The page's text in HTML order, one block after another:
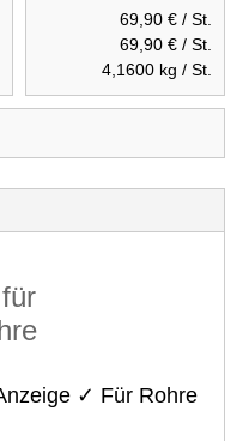
69,90 €/ St.
69,90 €/ St.
4,1600 kg / St.
✓ Für Rohre